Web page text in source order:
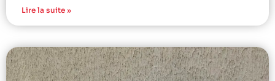
Lire la suite »